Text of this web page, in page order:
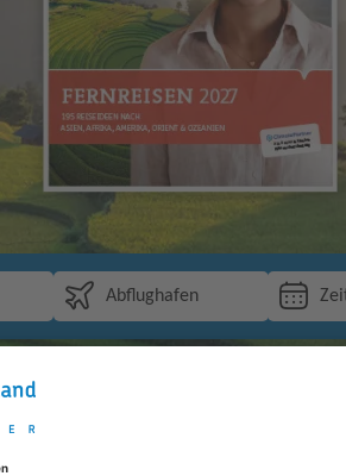
Abflughafen